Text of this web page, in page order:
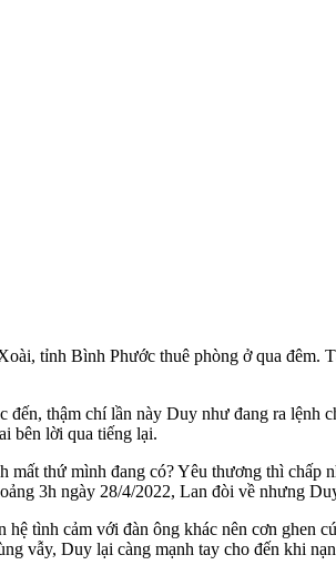
tỉnh Bình Phước thuê phòng ở qua đêm.
thậm chí lần này Duy như đang ra lệnh
bên lời qua tiếng lại.
thứ mình đang có? Yêu thương thì chấp
3h ngày 28/4/2022, Lan đòi về nhưng
tình cảm với đàn ông khác nên cơn ghen
vẫy, Duy lại càng mạnh tay cho đến khi